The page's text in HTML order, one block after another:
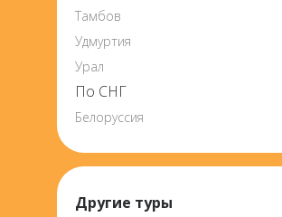
Тамбов
Удмуртия
Урал
По СНГ
Белоруссия
Другие туры